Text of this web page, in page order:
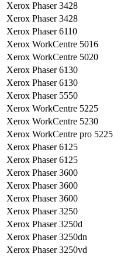
Xerox Phaser 3428
Xerox Phaser 3428
Xerox Phaser 6110
Xerox WorkCentre 5016
Xerox WorkCentre 5020
Xerox Phaser 6130
Xerox Phaser 6130
Xerox Phaser 5550
Xerox WorkCentre 5225
Xerox WorkCentre 5230
Xerox WorkCentre pro 5225
Xerox Phaser 6125
Xerox Phaser 6125
Xerox Phaser 3600
Xerox Phaser 3600
Xerox Phaser 3600
Xerox Phaser 3250
Xerox Phaser 3250d
Xerox Phaser 3250dn
Xerox Phaser 3250vd